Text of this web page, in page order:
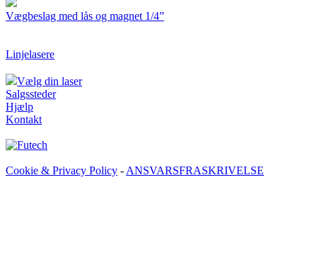
Vægbeslag med lås og magnet 1/4”
Linjelasere
Vælg din laser
Salgssteder
Hjælp
Kontakt
Cookie & Privacy Policy - ANSVARSFRASKRIVELSE